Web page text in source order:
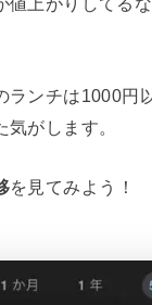
ランチは1000円
がします。
を見てみよう！